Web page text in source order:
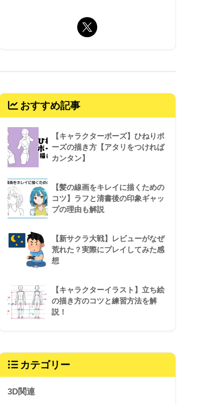
おすすめ記事
【キャラクターポーズ】ひねりポ
ーズの描き方【アタリをつければ
カンタン】
【髪の線画をキレイに描くための
コツ】ラフと清書後の印象ギャッ
プの理由も解説
【新サクラ大戦】レビューがなぜ
荒れた？実際にプレイしてみた感
想
【キャラクターイラスト】立ち絵
の描き方のコツと練習方法を解
説！
カテゴリー
3D関連